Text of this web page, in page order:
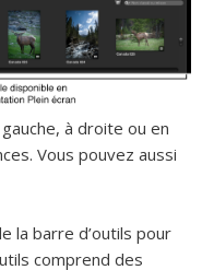
à droite ou en
Vous pouvez aussi
la barre d’outils pour
comprend des